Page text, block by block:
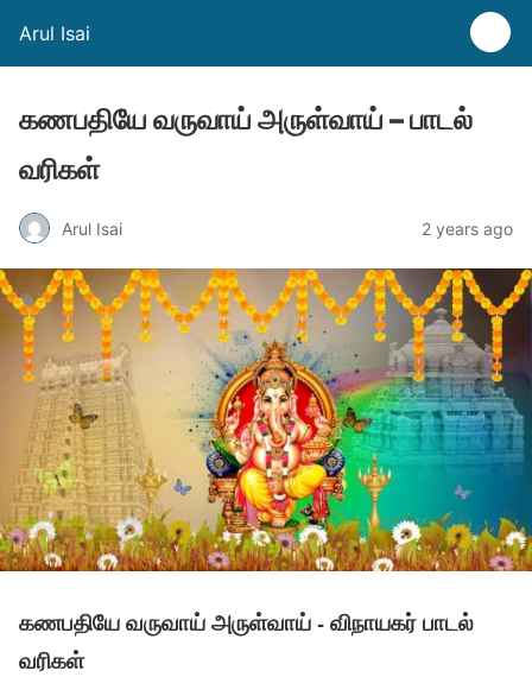
Arul Isai
கணபதியே வருவாய் அருள்வாய் – பாடல்
வரிகள்
Arul Isai 2 years ago
கணபதியே வருவாய் அருள்வாய் - விநாயகர் பாடல்
வரிகள்